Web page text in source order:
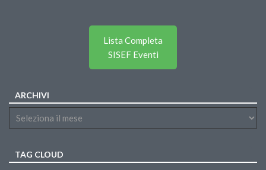
Lista Completa
SISEF Eventi
ARCHIVI
TAG CLOUD